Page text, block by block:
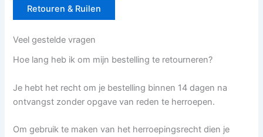
Retouren & Ruilen
Veel gestelde vragen
Hoe lang heb ik om mijn bestelling te retourneren?
Je hebt het recht om je bestelling binnen 14 dagen na
ontvangst zonder opgave van reden te herroepen.
Om gebruik te maken van het herroepingsrecht dien je